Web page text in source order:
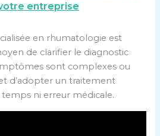
entreprise
en rhumatologie est
de clarifier le diagnostic
sont complexes ou
d’adopter un traitement
ni erreur médicale.